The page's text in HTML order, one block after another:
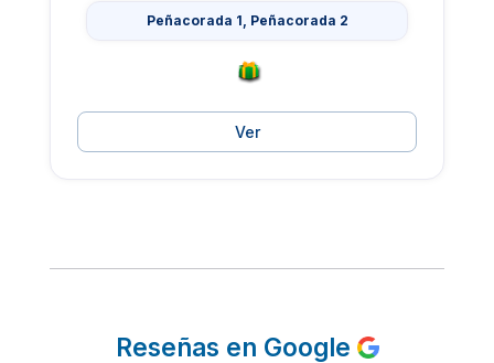
Peñacorada 1, Peñacorada 2
Ver
Reseñas en Google